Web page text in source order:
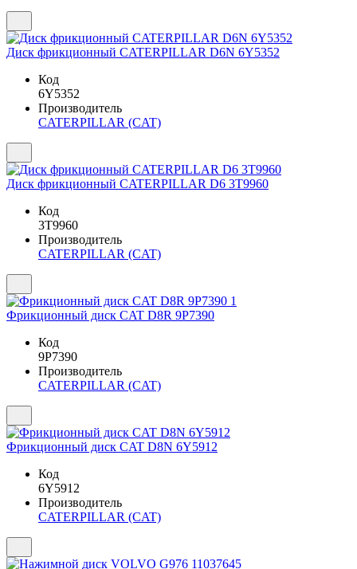
Диск фрикционный CATERPILLAR D6N 6Y5352
Код
6Y5352
Производитель
CATERPILLAR (CAT)
Диск фрикционный CATERPILLAR D6 3T9960
Код
3T9960
Производитель
CATERPILLAR (CAT)
Фрикционный диск CAT D8R 9P7390
Код
9P7390
Производитель
CATERPILLAR (CAT)
Фрикционный диск CAT D8N 6Y5912
Код
6Y5912
Производитель
CATERPILLAR (CAT)